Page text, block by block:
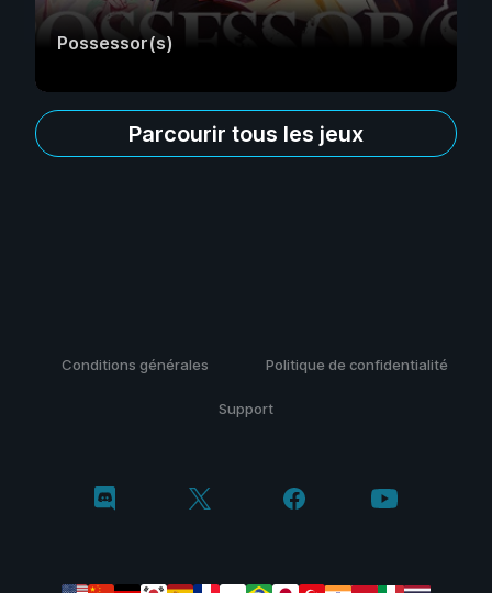
Possessor(s)
Parcourir tous les jeux
Conditions générales Politique de confidentialité
Support